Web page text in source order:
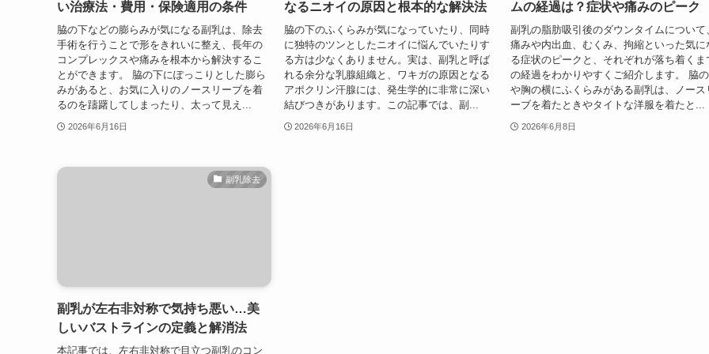
い治療法・費用・保険適用の条件
脇の下などの膨らみが気になる副乳は、除去
手術を行うことで形をきれいに整え、長年の
コンプレックスや痛みを根本から解決するこ
とができます。 脇の下にぽっこりとした膨ら
みがあると、お気に入りのノースリーブを着
るのを躊躇してしまったり、太って見え...
2026年6月16日
なるニオイの原因と根本的な解決法
脇の下のふくらみが気になっていたり、同時
に独特のツンとしたニオイに悩んでいたりす
る方は少なくありません。実は、副乳と呼ば
れる余分な乳腺組織と、ワキガの原因となる
アポクリン汗腺には、発生学的に非常に深い
結びつきがあります。この記事では、副...
2026年6月16日
ムの経過は？症状や痛みのピーク
副乳の脂肪吸引後のダウンタイムについて
痛みや内出血、むくみ、拘縮といった気に
る症状のピークと、それぞれが落ち着くま
の経過をわかりやすくご紹介します。 脇
や胸の横にふくらみがある副乳は、ノース
ーブを着たときやタイトな洋服を着たと...
2026年6月8日
副乳除去
副乳が左右非対称で気持ち悪い…美
しいバストラインの定義と解消法
本記事では、左右非対称で目立つ副乳のコン